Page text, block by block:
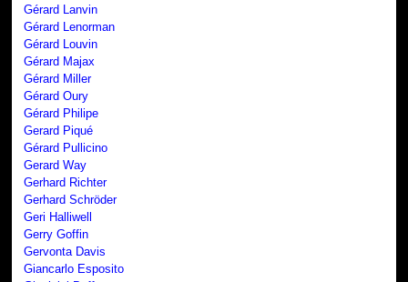
Gérard Lanvin
Gérard Lenorman
Gérard Louvin
Gérard Majax
Gérard Miller
Gérard Oury
Gérard Philipe
Gerard Piqué
Gérard Pullicino
Gerard Way
Gerhard Richter
Gerhard Schröder
Geri Halliwell
Gerry Goffin
Gervonta Davis
Giancarlo Esposito